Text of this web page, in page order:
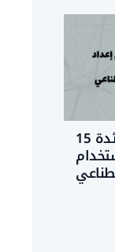
إطلاق برنامج مواكبة لفائدة 15